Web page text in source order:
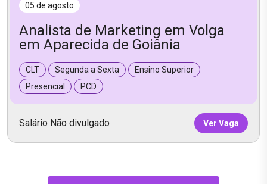
05 de agosto
Analista de Marketing em Volga
em Aparecida de Goiânia
CLT Segunda a Sexta
Ensino Superior
Presencial
PCD
Salário Não divulgado Ver Vaga